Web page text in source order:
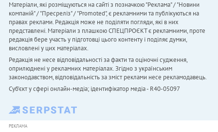
Матеріали, які розміщуються на сайті з позначкою "Реклама" / "Новини
компаній" / "Пресреліз" / "Promoted", є рекламними та публікуються на
правах реклами. Редакція може не поділяти погляди, які в них
представлені. Матеріали з плашкою СПЕЦПРОЄКТ є рекламними, проте
редакція бере участь у підготовці цього контенту і поділяє думки,
висловлені у цих матеріалах.
Редакція не несе відповідальності за факти та оціночні судження,
оприлюднені у рекламних матеріалах. Згідно з українським
законодавством, відповідальність за зміст реклами несе рекламодавець.
Cуб'єкт у сфері онлайн-медіа; ідентифікатор медіа - R40-05097
РЕКЛАМА